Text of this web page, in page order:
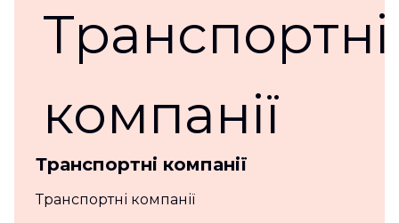
Транспортні компанії
Транспортні компанії